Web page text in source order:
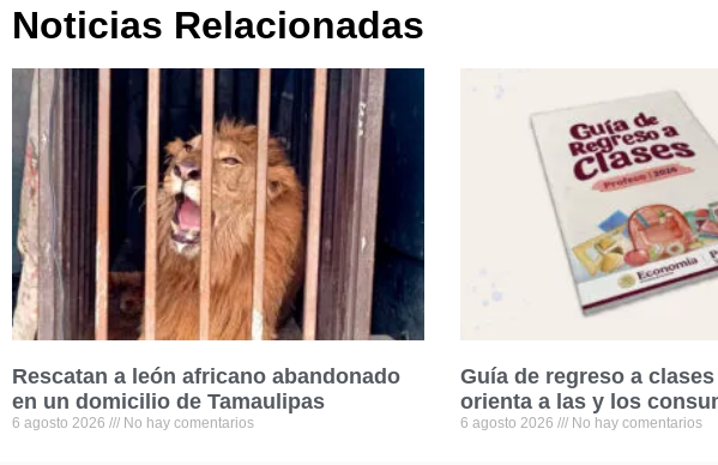
Noticias Relacionadas
Rescatan a león africano abandonado
en un domicilio de Tamaulipas
6 agosto 2026 No hay comentarios
Guía de regreso a
orienta a las y los
6 agosto 2026 No hay comentarios